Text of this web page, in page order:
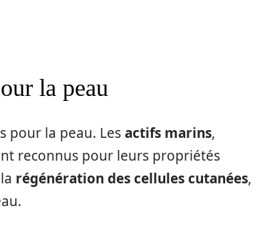
la peau
pour la peau. Lesactifs marins,
reconnus pour leurs propriétés
régénération des cellules cutanées,